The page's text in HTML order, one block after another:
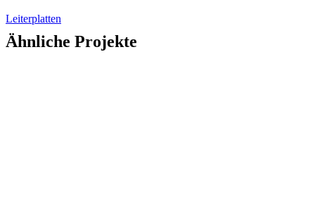
Leiterplatten
Ähnliche Projekte